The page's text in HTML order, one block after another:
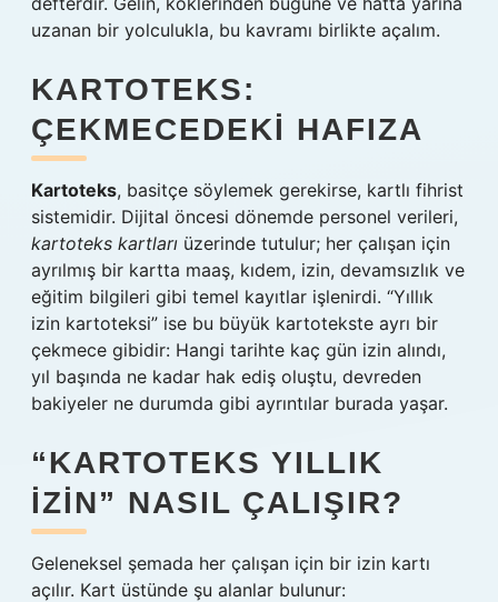
uzanan bir yolculukla, bu kavramı birlikte açalım.
KARTOTEKS:
ÇEKMECEDEKI HAFIZA
Kartoteks, basitçe söylemek gerekirse, kartlı fihrist
sistemidir. Dijital öncesi dönemde personel verileri,
kartoteks kartları üzerinde tutulur; her çalışan için
ayrılmış bir kartta maaş, kıdem, izin, devamsızlık ve
eğitim bilgileri gibi temel kayıtlar işlenirdi. “Yıllık
izin kartoteksi” ise bu büyük kartotekste ayrı bir
çekmece gibidir: Hangi tarihte kaç gün izin alındı,
yıl başında ne kadar hak ediş oluştu, devreden
bakiyeler ne durumda gibi ayrıntılar burada yaşar.
“KARTOTEKS YILLIK
İZIN” NASIL ÇALIŞIR?
Geleneksel şemada her çalışan için bir izin kartı
açılır. Kart üstünde şu alanlar bulunur: